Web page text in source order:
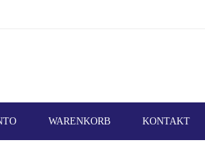
WARENKORB KONTAKT